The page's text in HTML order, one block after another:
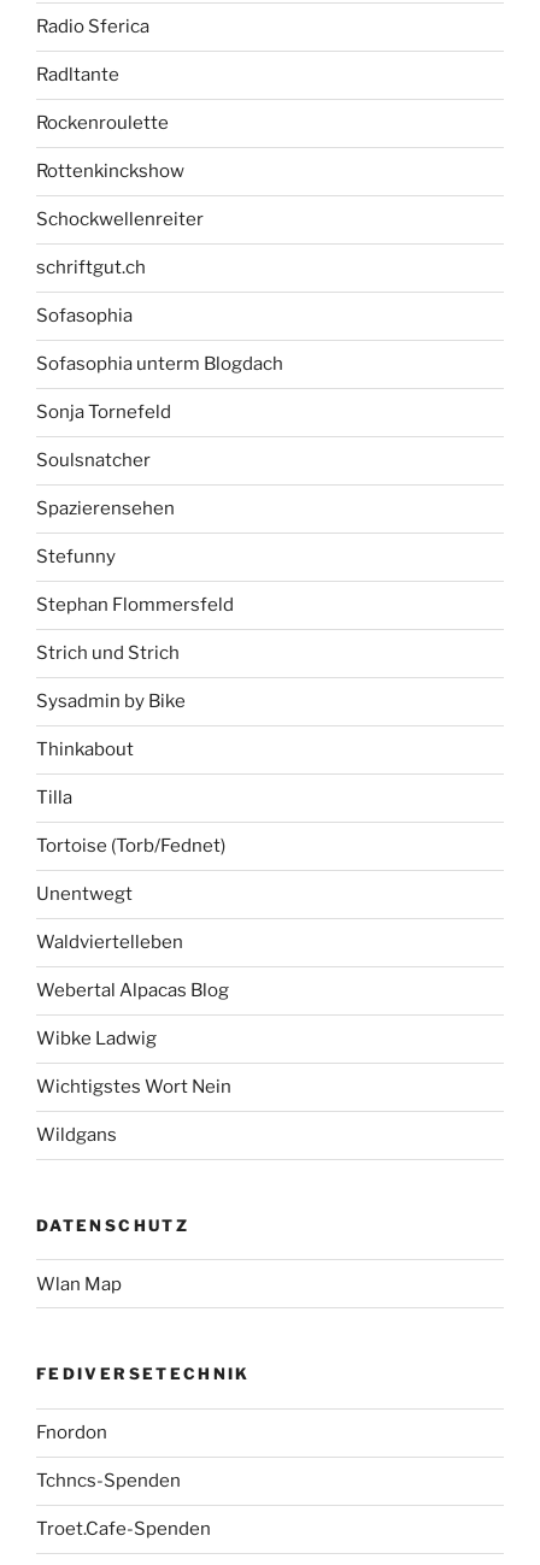
Radio Sferica
Radltante
Rockenroulette
Rottenkinckshow
Schockwellenreiter
schriftgut.ch
Sofasophia
Sofasophia unterm Blogdach
Sonja Tornefeld
Soulsnatcher
Spazierensehen
Stefunny
Stephan Flommersfeld
Strich und Strich
Sysadmin by Bike
Thinkabout
Tilla
Tortoise (Torb/Fednet)
Unentwegt
Waldviertelleben
Webertal Alpacas Blog
Wibke Ladwig
Wichtigstes Wort Nein
Wildgans
DATENSCHUTZ
Wlan Map
FEDIVERSETECHNIK
Fnordon
Tchncs-Spenden
Troet.Cafe-Spenden